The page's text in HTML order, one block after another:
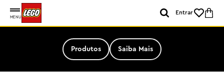
MENU
Entrar
Produtos Saiba Mais